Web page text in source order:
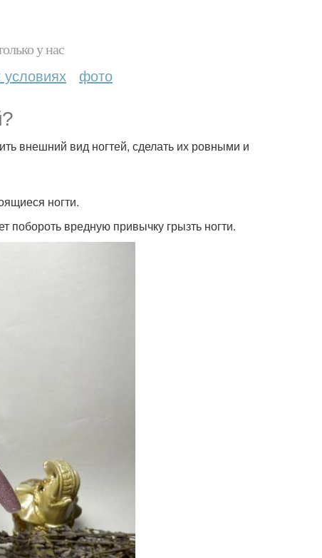
у нас
фото
внешний вид ногтей, сделать их ровными и
ногти.
побороть вредную привычку грызть ногти.